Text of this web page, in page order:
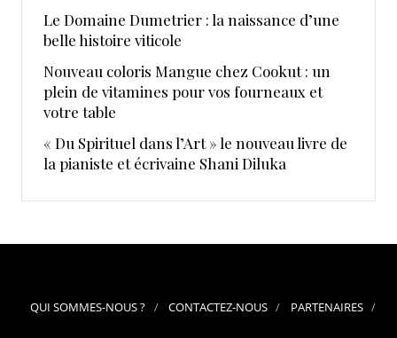
Le Domaine Dumetrier : la naissance d’une
belle histoire viticole
Nouveau coloris Mangue chez Cookut : un
plein de vitamines pour vos fourneaux et
votre table
« Du Spirituel dans l’Art » le nouveau livre de
la pianiste et écrivaine Shani Diluka
QUI SOMMES-NOUS ? CONTACTEZ-NOUS PARTENAIRES